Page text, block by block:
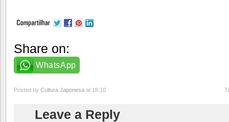
Share on:
WhatsApp
Posted by Cultura Japonesa at 18:10
Leave a Reply